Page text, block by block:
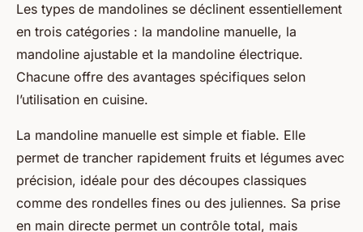
Les types de mandolines se déclinent essentiellement
en trois catégories : la mandoline manuelle, la
mandoline ajustable et la mandoline électrique.
Chacune offre des avantages spécifiques selon
l’utilisation en cuisine.
La mandoline manuelle est simple et fiable. Elle
permet de trancher rapidement fruits et légumes avec
précision, idéale pour des découpes classiques
comme des rondelles fines ou des juliennes. Sa prise
en main directe permet un contrôle total, mais